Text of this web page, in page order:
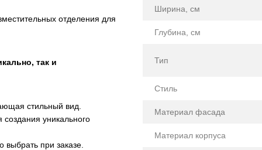
отделения для
так и
стильный вид.
создания уникального
выбрать при заказе.
Ширина, см
Глубина, см
Тип
Стиль
Материал фасада
Материал корпуса